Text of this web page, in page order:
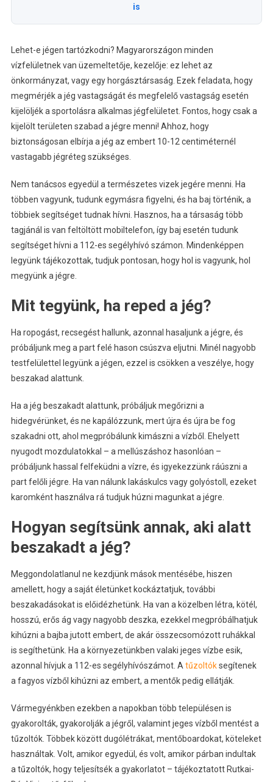
is
Lehet-e jégen tartózkodni? Magyarországon minden
vízfelületnek van üzemeltetője, kezelője: ez lehet az
önkormányzat, vagy egy horgásztársaság. Ezek feladata, hogy
megmérjék a jég vastagságát és megfelelő vastagság esetén
kijelöljék a sportolásra alkalmas jégfelületet. Fontos, hogy csak a
kijelölt területen szabad a jégre menni! Ahhoz, hogy
biztonságosan elbírja a jég az embert 10-12 centiméternél
vastagabb jégréteg szükséges.
Nem tanácsos egyedül a természetes vizek jegére menni. Ha
többen vagyunk, tudunk egymásra figyelni, és ha baj történik, a
többiek segítséget tudnak hívni. Hasznos, ha a társaság több
tagjánál is van feltöltött mobiltelefon, így baj esetén tudunk
segítséget hívni a 112-es segélyhívó számon. Mindenképpen
legyünk tájékozottak, tudjuk pontosan, hogy hol is vagyunk, hol
megyünk a jégre.
Mit tegyünk, ha reped a jég?
Ha ropogást, recsegést hallunk, azonnal hasaljunk a jégre, és
próbáljunk meg a part felé hason csúszva eljutni. Minél nagyobb
testfelülettel legyünk a jégen, ezzel is csökken a veszélye, hogy
beszakad alattunk.
Ha a jég beszakadt alattunk, próbáljuk megőrizni a
hidegvérünket, és ne kapálózzunk, mert újra és újra be fog
szakadni ott, ahol megpróbálunk kimászni a vízből. Ehelyett
nyugodt mozdulatokkal – a mellúszáshoz hasonlóan –
próbáljunk hassal felfeküdni a vízre, és igyekezzünk ráúszni a
part felőli jégre. Ha van nálunk lakáskulcs vagy golyóstoll, ezeket
karomként használva rá tudjuk húzni magunkat a jégre.
Hogyan segítsünk annak, aki alatt
beszakadt a jég?
Meggondolatlanul ne kezdjünk mások mentésébe, hiszen
amellett, hogy a saját életünket kockáztatjuk, további
beszakadásokat is előidézhetünk. Ha van a közelben létra, kötél,
hosszú, erős ág vagy nagyobb deszka, ezekkel megpróbálhatjuk
kihúzni a bajba jutott embert, de akár összecsomózott ruhákkal
is segíthetünk. Ha a környezetünkben valaki jeges vízbe esik,
azonnal hívjuk a 112-es segélyhívószámot. A tűzoltóksegítenek
a fagyos vízből kihúzni az embert, a mentők pedig ellátják.
Vármegyénkben ezekben a napokban több településen is
gyakorolták, gyakorolják a jégről, valamint jeges vízből mentést a
tűzoltók. Többek között dugólétrákat, mentőboardokat, köteleket
használtak. Volt, amikor egyedül, és volt, amikor párban indultak
a tűzoltók, hogy teljesítsék a gyakorlatot – tájékoztatott Rutkai-